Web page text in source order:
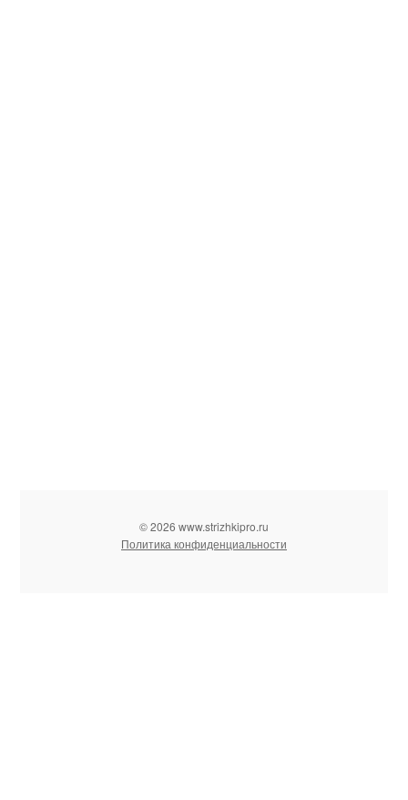
© 2026 www.strizhkipro.ru
Политика конфиденциальности